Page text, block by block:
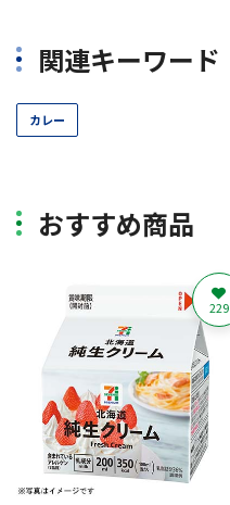
関連キーワード
カレー
おすすめ商品
229